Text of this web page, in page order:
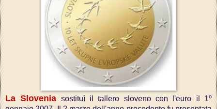
La Slovenia sostituì il tallero sloveno con l'euro il 1º